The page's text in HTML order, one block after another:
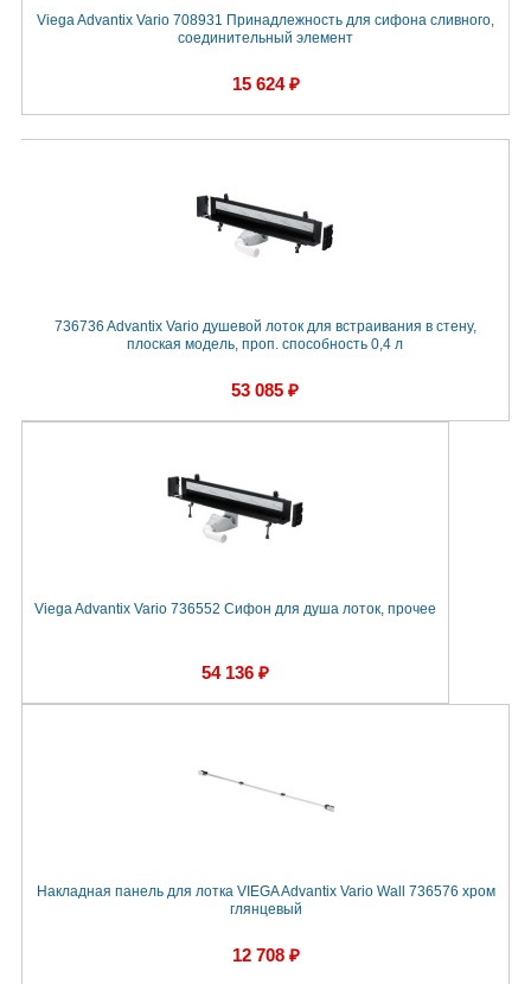
Viega Advantix Vario 708931 Принадлежность для сифона сливного,
соединительный элемент
15 624 ₽
736736 Advantix Vario душевой лоток для встраивания в стену,
плоская модель, проп. способность 0,4 л
53 085 ₽
Viega Advantix Vario 736552 Сифон для душа лоток, прочее
54 136 ₽
Накладная панель для лотка VIEGA Advantix Vario Wall 736576 хром
глянцевый
12 708 ₽